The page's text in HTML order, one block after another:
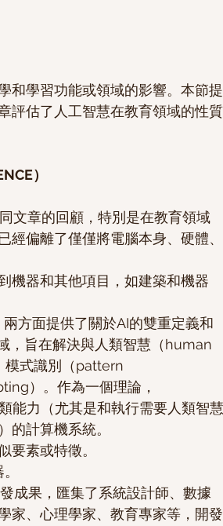
和學習功能或領域的影響。本節提
評估了人工智慧在教育領域的性質
）
偏離了僅僅將電腦本身、硬體、
機器和其他項目，如建築和機器
，旨在解決與人類智慧（human
模式識別（pattern
）。作為一個理論，
能力（尤其是和執行需要人類智慧
的計算機系統。
要素或特徵。
成果，匯集了系統設計師、數據
家、心理學家、教育專家等，開發